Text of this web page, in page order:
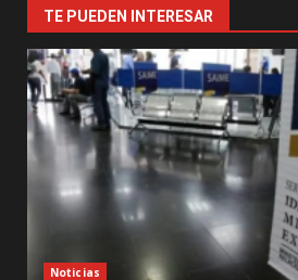
TE PUEDEN INTERESAR
Noticias